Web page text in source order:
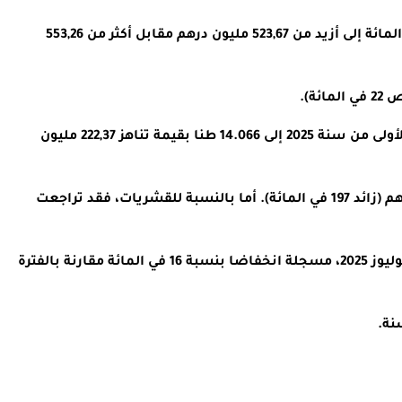
وأورد المكتب، في تقريره الأحدث حول إحصائيات الصيد الساحلي والتقليدي، أن القيمة التجارية لهذه المفرغات تراجعت بنسبة 5 في المائة إلى أزيد من 523,67 مليون درهم مقابل أكثر من 553,26
وفي المقابل، سجلت كمية الأسماك البيضاء المصطادة بهذا الميناء المتوسطي نموا بنسبة 94 في المائة خلال الأشهر السبعة الأولى من سنة 2025 إلى 14.066 طنا بقيمة تناهز 222,37 مليون
وبخصوص صيد الرخويات البحرية، انتقلت الكميات المفرغة من 5 أطنان إلى 12 طنا (زائد 125 في المائة)، بمداخيل بلغت 1,25 مليون درهم (زائد 197 في المائة). أما بالنسبة للقشريات، فقد تراجعت
وعلى الصعيد الوطني، بلغت الكميات المفرغة من منتجات الصيد الساحلي والتقليدي الموجهة للتسويق 523.765 طنا عند متم شهر يوليوز 2025، مسجلة انخفاضا بنسبة 16 في المائة مقارنة بالفترة